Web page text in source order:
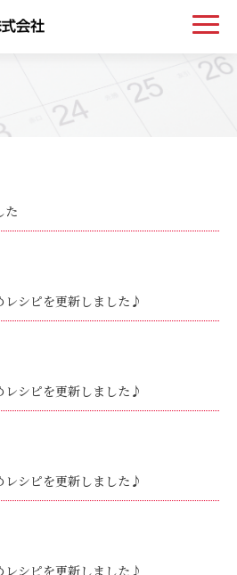
た
シピを更新しました♪
シピを更新しました♪
シピを更新しました♪
シピを更新しました♪